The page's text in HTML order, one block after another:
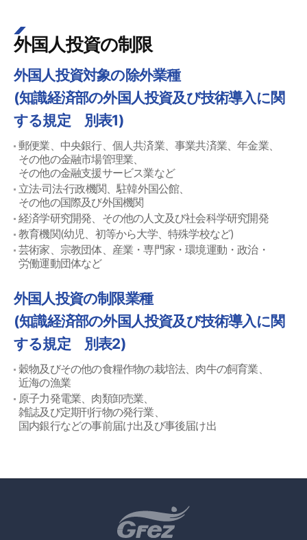
外国人投資の制限
外国人投資対象の除外業種
(知識経済部の外国人投資及び技術導入に関
する規定 別表1)
郵便業、中央銀行、個人共済業、事業共済業、年金業、
その他の金融市場管理業、
その他の金融支援サービス業など
立法·司法·行政機関、駐韓外国公館、
その他の国際及び外国機関
経済学研究開発、その他の人文及び社会科学研究開発
教育機関(幼児、初等から大学、特殊学校など)
芸術家、宗教団体、産業・専門家・環境運動・政治・
労働運動団体など
外国人投資の制限業種
(知識経済部の外国人投資及び技術導入に関
する規定 別表2)
穀物及びその他の食糧作物の栽培法、肉牛の飼育業、
近海の漁業
原子力発電業、肉類卸売業、
雑誌及び定期刊行物の発行業、
国内銀行などの事前届け出及び事後届け出